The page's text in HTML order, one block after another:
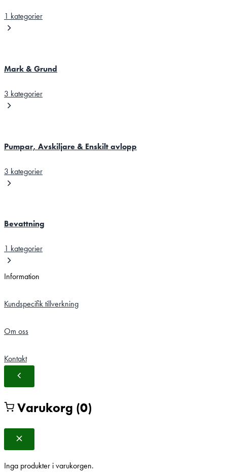
1 kategorier
Mark & Grund
3 kategorier
Pumpar, Avskiljare & Enskilt avlopp
3 kategorier
Bevattning
1 kategorier
Information
Kundspecifik tillverkning
Om oss
Kontakt
Varukorg (0)
Inga produkter i varukorgen.